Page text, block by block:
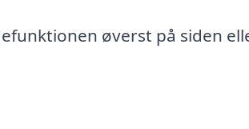
øverst på siden